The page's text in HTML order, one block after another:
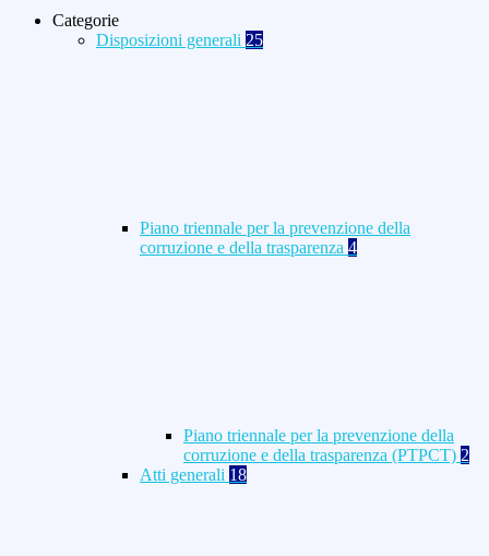
Categorie
Disposizioni generali 25
Piano triennale per la prevenzione della
corruzione e della trasparenza 4
Piano triennale per la prevenzione della
corruzione e della trasparenza (PTPCT) 2
Atti generali 18